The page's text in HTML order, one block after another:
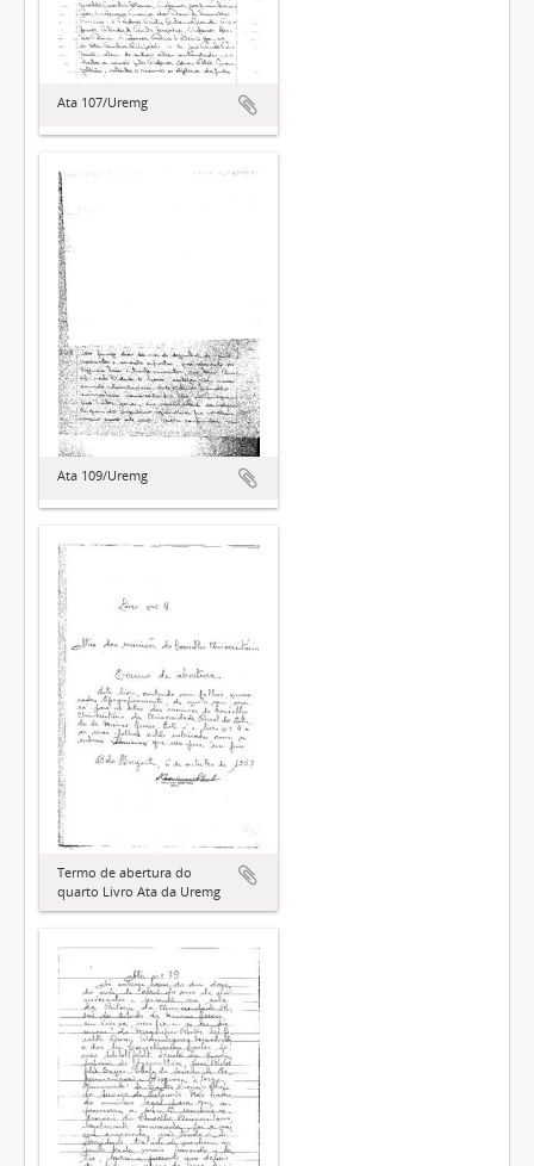
Ata 107/Uremg
Ata 109/Uremg
Termo de abertura do
quarto Livro Ata da Uremg